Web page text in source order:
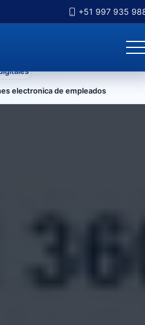
+51 997 935
anteriores
electronica de empleados